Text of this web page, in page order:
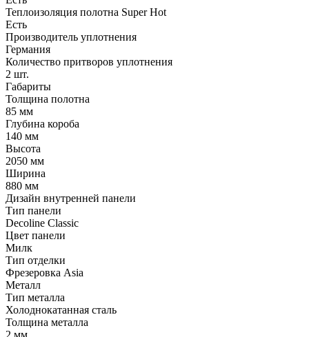
Теплоизоляция полотна Super Нot
Есть
Производитель уплотнения
Германия
Количество притворов уплотнения
2 шт.
Габариты
Толщина полотна
85 мм
Глубина короба
140 мм
Высота
2050 мм
Ширина
880 мм
Дизайн внутренней панели
Тип панели
Decoline Classic
Цвет панели
Милк
Тип отделки
Фрезеровка Asia
Металл
Тип металла
Холоднокатанная сталь
Толщина металла
2 мм